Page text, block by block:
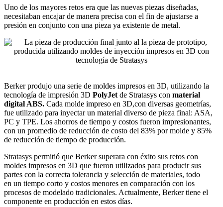
Uno de los mayores retos era que las nuevas piezas diseñadas,
necesitaban encajar de manera precisa con el fin de ajustarse a
presión en conjunto con una pieza ya existente de metal.
Berker produjo una serie de moldes impresos en 3D, utilizando la
tecnología de impresión 3D PolyJet de Stratasys con material
digital ABS. Cada molde impreso en 3D,con diversas geometrías,
fue utilizado para inyectar un material diverso de pieza final: ASA,
PC y TPE. Los ahorros de tiempo y costos fueron impresionantes,
con un promedio de reducción de costo del 83% por molde y 85%
de reducción de tiempo de producción.
Stratasys permitió que Berker superara con éxito sus retos con
moldes impresos en 3D que fueron utilizados para producir sus
partes con la correcta tolerancia y selección de materiales, todo
en un tiempo corto y costos menores en comparación con los
procesos de modelado tradicionales. Actualmente, Berker tiene el
componente en producción en estos días.